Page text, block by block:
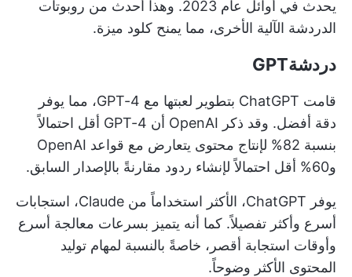
يحدث في أوائل عام 2023. وهذا أحدث من روبوتات
الدردشة الآلية الأخرى، مما يمنح كلود ميزة.
دردشةGPT
قامت ChatGPT بتطوير لعبتها مع GPT-4، مما يوفر
دقة أفضل. وقد ذكر OpenAI أن GPT-4 أقل احتمالاً
بنسبة 82% لإنتاج محتوى يتعارض مع قواعد OpenAI
و60% أقل احتمالاً لإنشاء ردود مقارنةً بالإصدار السابق.
يوفر ChatGPT، الأكثر استخداماً من Claude، استجابات
أسرع وأكثر تفصيلاً. كما أنه يتميز بسرعات معالجة أسرع
وأوقات استجابة أقصر، خاصةً بالنسبة لمهام توليد
المحتوى الأكثر وضوحاً.